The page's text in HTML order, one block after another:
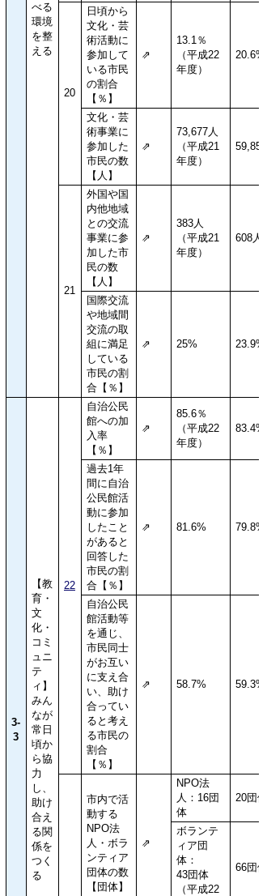
べる
環境
を整
える
20
日頃から
文化・芸
術活動に
参加して
いる市民
の割合
【％】
⇗
13.1％
（平成22
年度）
20.6%
文化・芸
術事業に
参加した
市民の数
【人】
⇗
73,677人
（平成21
年度）
59,856
21
外国や国
内他地域
との交流
事業に参
加した市
民の数
【人】
⇗
383人
（平成21
年度）
608人
国際交流
や地域間
交流の取
組に満足
している
市民の割
合【％】
⇗ 25% 23.9%
3-
3
【教
育・
文
化・
コミ
ュニ
テ
ィ】
みん
なが
常日
頃か
ら協
力
し、
助け
合え
る関
係を
つく
る
22
自治公民
館への加
入率
【％】
⇗
85.6％
（平成22
年度）
83.4%
過去1年
間に自治
公民館活
動に参加
したこと
があると
回答した
市民の割
合【％】
⇗ 81.6% 79.8%
自治公民
館活動等
を通じ、
市民同士
がお互い
に支え合
い、助け
合ってい
ると考え
る市民の
割合
【％】
⇗ 58.7% 59.3%
市内で活
動する
NPO法
人・ボラ
ンティア
団体の数
【団体】
⇗
NPO法
人：16団
体
20団体
ボランテ
ィア団
体：
43団体
（平成22
66団体